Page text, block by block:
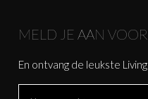
MELD JE AAN
En ontvang de leukste